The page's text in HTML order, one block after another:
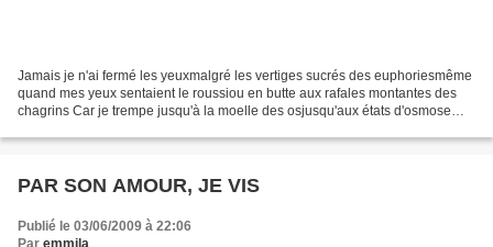
Jamais je n'ai fermé les yeuxmalgré les vertiges sucrés des euphoriesmême
quand mes yeux sentaient le roussiou en butte aux rafales montantes des
chagrins Car je trempe jusqu'à la moelle des osjusqu'aux états d'osmose
PAR SON AMOUR, JE VIS
Publié le 03/06/2009 à 22:06
Par emmila